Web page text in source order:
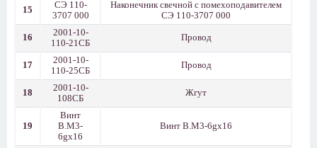
15
СЭ 110-
3707 000
Наконечник свечной с помехоподавителем
СЭ 110-3707 000
16
2001-10-
110-21СБ
Провод
17
2001-10-
110-25СБ
Провод
18
2001-10-
108СБ
Жгут
19
Винт
В.М3-
6gx16
Винт В.М3-6gx16